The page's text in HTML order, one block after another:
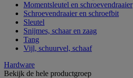
Momentsleutel en schroevendraaier
Schroevendraaier en schroefbit
Sleutel
Snijmes, schaar en zaag
Tang
Vijl, schuurvel, schaaf
Hardware
Bekijk de hele productgroep